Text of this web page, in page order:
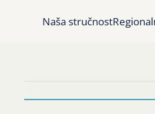
Naša stručnost